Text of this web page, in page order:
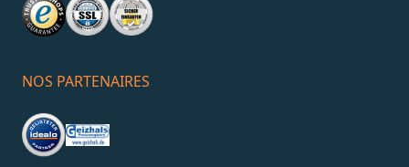
NOS PARTENAIRES